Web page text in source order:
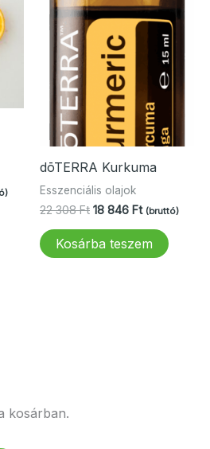
dōTERRA Kurkuma
Esszenciális olajok
22 308Ft Original
was:
22
18 846 FtCurrent
18
(bruttó)
Kosárba teszem
kosárban.